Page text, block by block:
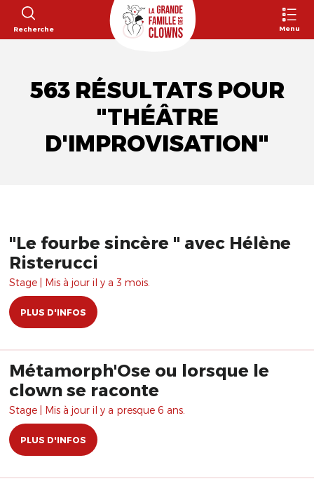
Recherche Menu
563 RÉSULTATS POUR
"THÉÂTRE
D'IMPROVISATION"
"Le fourbe sincère " avec Hélène
Risterucci
Stage | Mis à jour il y a 3 mois.
PLUS D'INFOS
Métamorph'Ose ou lorsque le
clown se raconte
Stage | Mis à jour il y a presque 6 ans.
PLUS D'INFOS